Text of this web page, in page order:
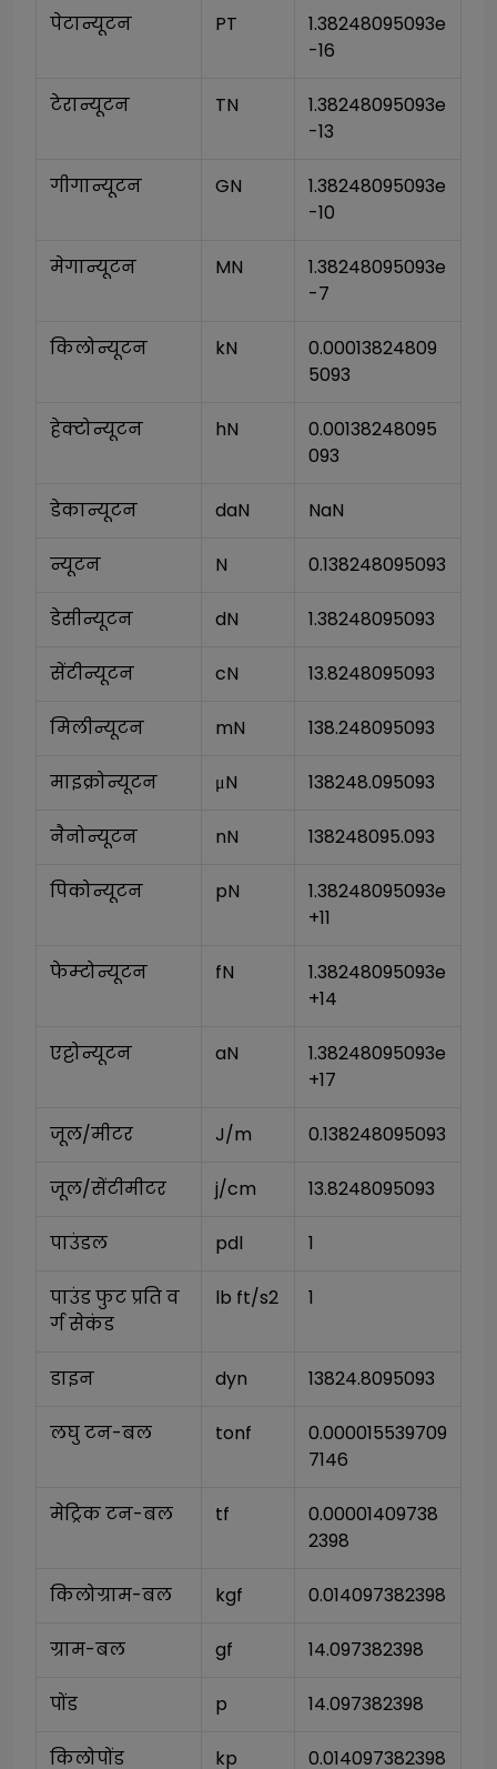
पेटान्यूटन PT
1.38248095093e
-16
टेरान्यूटन TN
1.38248095093e
-13
गीगान्यूटन GN
1.38248095093e
-10
मेगान्यूटन MN
1.38248095093e
-7
किलोन्यूटन kN
0.00013824809
5093
हेक्टोन्यूटन hN
0.00138248095
093
डेकान्यूटन daN NaN
न्यूटन N 0.138248095093
डेसीन्यूटन dN 1.38248095093
सेंटीन्यूटन cN 13.8248095093
मिलीन्यूटन mN 138.248095093
माइक्रोन्यूटन μN 138248.095093
नैनोन्यूटन nN 138248095.093
पिकोन्यूटन pN
1.38248095093e
+11
फेम्टोन्यूटन fN
1.38248095093e
+14
एट्टोन्यूटन aN
1.38248095093e
+17
जूल/मीटर J/m 0.138248095093
जूल/सेंटीमीटर j/cm 13.8248095093
पाउंडल pdl 1
पाउंड फुट प्रति व
र्ग सेकंड
lb ft/s2 1
डाइन dyn 13824.8095093
लघु टन-बल tonf
0.000015539709
7146
मेट्रिक टन-बल tf
0.00001409738
2398
किलोग्राम-बल kgf 0.014097382398
ग्राम-बल gf 14.097382398
पोंड p 14.097382398
किलोपोंड kp 0.014097382398